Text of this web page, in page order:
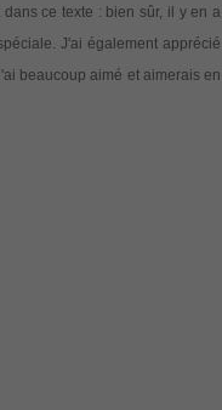
ce texte : bien sûr, il y en a
J'ai également apprécié
beaucoup aimé et aimerais en